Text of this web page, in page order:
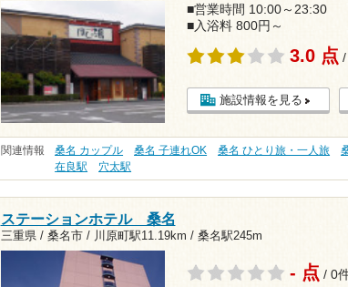
■営業時間 10:00～23:30
■入浴料 800円～
3.0 点
施設情報を見る
関連情報 桑名 カップル 桑名 子連れOK 桑名 ひとり旅・一人旅
在良駅
穴太駅
ステーションホテル 桑名
三重県 / 桑名市 / 川原町駅11.19km / 桑名駅245m
- 点 / 0